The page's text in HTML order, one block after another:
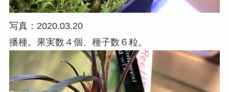
写真：2020.03.20
播種。果実数４個、種子数６粒。